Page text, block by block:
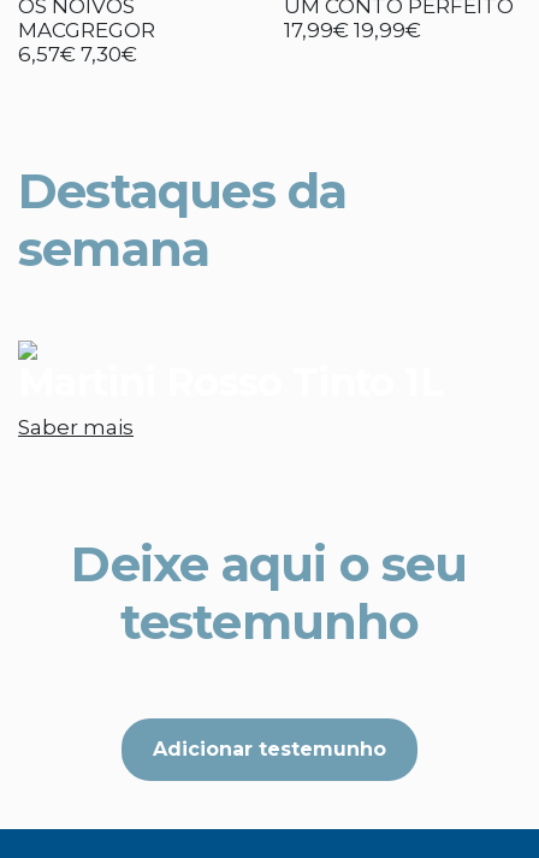
OS NOIVOS
MACGREGOR
6,57€ 7,30€
UM CONTO PERFEITO
17,99€ 19,99€
Destaques da
semana
Saber mais
Deixe aqui o seu
testemunho
Adicionar testemunho